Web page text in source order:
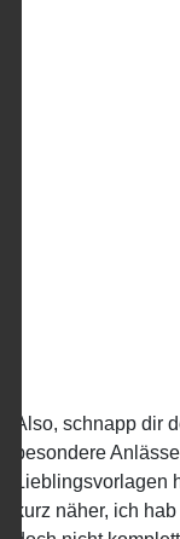
Also, schnapp dir
besondere
Lieblingsvorlagen
kurz näher, ich